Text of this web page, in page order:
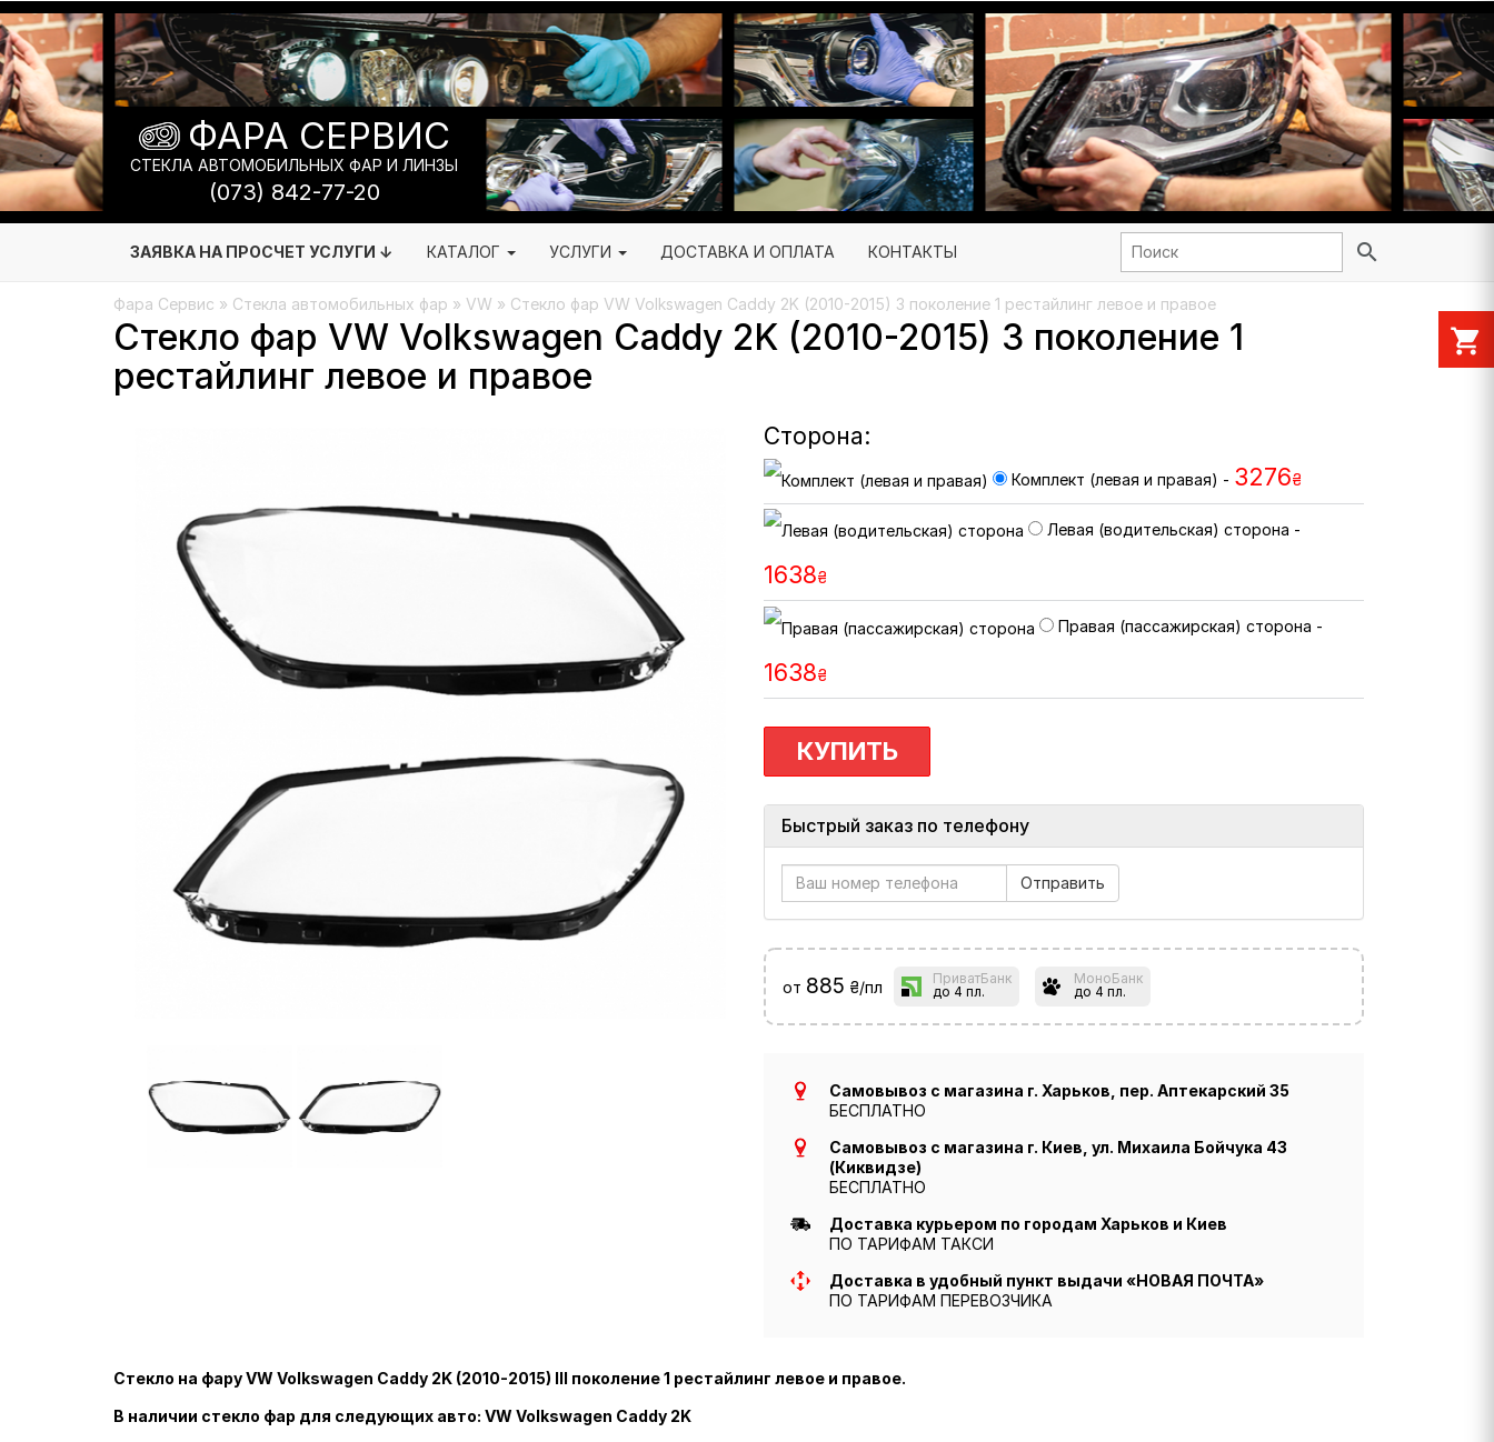
Фара Сервис » Стекла автомобильных фар » VW » Стекло фар VW Volkswagen Caddy 2K (2010-2015) 3 поколение 1 рестайлинг левое и правое
Стекло фар VW Volkswagen Caddy 2K (2010-2015) 3 поколение 1
рестайлинг левое и правое
Сторона:
Комплект (левая и правая) - 3276₴
Левая (водительская) сторона -
1638₴
Правая (пассажирская) сторона -
1638₴
КУПИТЬ
Быстрый заказ по телефону
от 885 ₴/пл
ПриватБанк
до 4 пл.
МоноБанк
до 4 пл.
Самовывоз с магазина г. Харьков, пер. Аптекарский 35
БЕСПЛАТНО
Самовывоз с магазина г. Киев, ул. Михаила Бойчука 43
(Киквидзе)
БЕСПЛАТНО
Доставка курьером по городам Харьков и Киев
ПО ТАРИФАМ ТАКСИ
Доставка в удобный пункт выдачи «НОВАЯ ПОЧТА»
ПО ТАРИФАМ ПЕРЕВОЗЧИКА
Стекло на фару VW Volkswagen Caddy 2K (2010-2015) III поколение 1 рестайлинг левое и правое.
В наличии стекло фар для следующих авто: VW Volkswagen Caddy 2K
ФАРА СЕРВИС
СТЕКЛА АВТОМОБИЛЬНЫХ ФАР И ЛИНЗЫ
(073) 842-77-20
ЗАЯВКА НА ПРОСЧЕТ УСЛУГИ ↓ КАТАЛОГ УСЛУГИ ДОСТАВКА И ОПЛАТА КОНТАКТЫ search
shopping_cart